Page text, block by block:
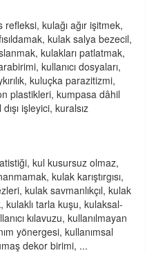
kulağı ağır işitmek,
kulak salya bezecil,
kulakları patlatmak,
kullanıcı dosyaları,
kuluçka parazitizmi,
plastikleri, kumpasa dâhil
işleyici, kuralsız
kul kusursuz olmaz,
kulak karıştırgısı,
kulak savmanlıkçıl, kulak
kulaklı tarla kuşu, kulaksal-
kılavuzu, kullanılmayan
yönergesi, kullanımsal
dekor birimi, ...